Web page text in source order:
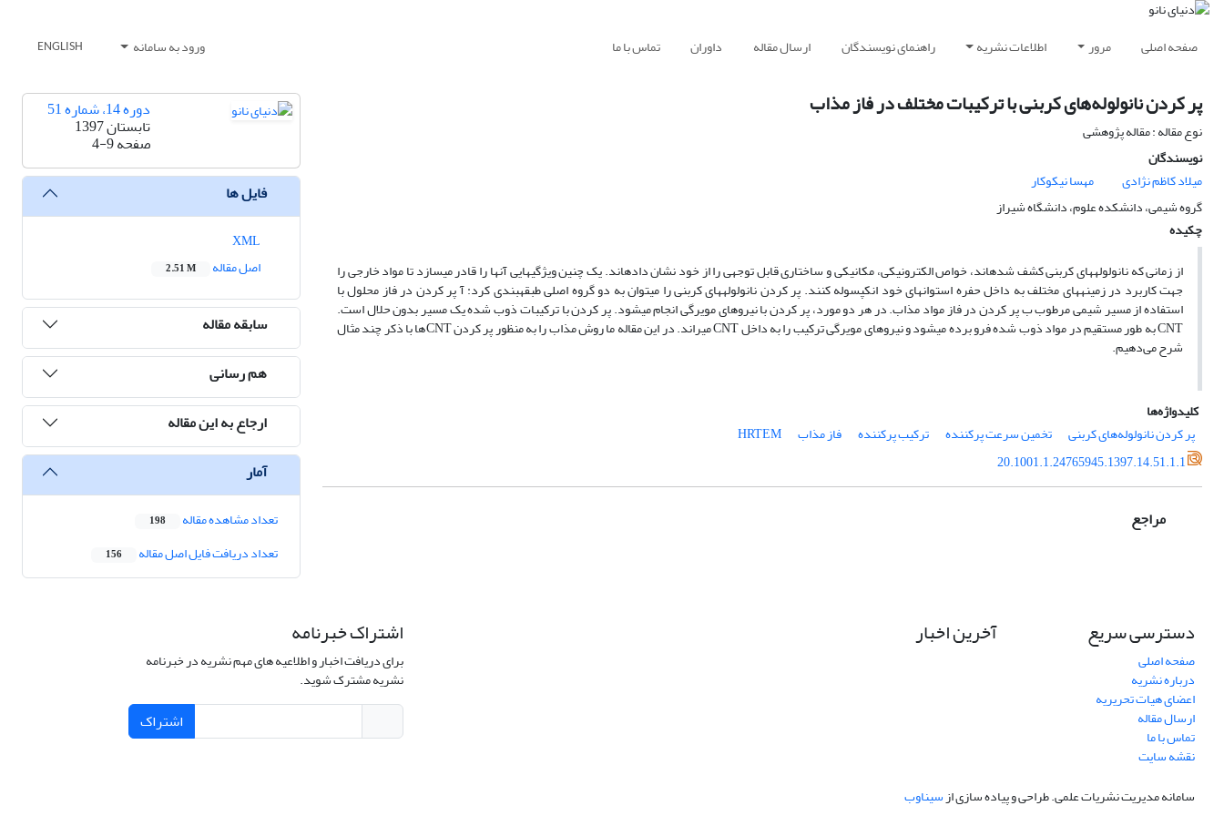
صفحه اصلی مرور اطلاعات نشریه راهنمای نویسندگان ارسال مقاله داوران تماس با ما ورود به سامانه ENGLISH
پر کردن نانولوله‎‌های کربنی با ترکیبات مختلف در فاز مذاب
نوع مقاله : مقاله پژوهشی
نویسندگان
میلاد کاظم نژادی
مهسا نیکوکار
گروه شیمی، دانشکده علوم، دانشگاه شیراز
چکیده
از زمانی که نانولوله‎های کربنی کشف شده‎اند، خواص الکترونیکی، مکانیکی و ساختاری قابل توجهی را از خود نشان داده‎اند. یک چنین ویژگی‎هایی آن‎ها را قادر می‎سازد تا مواد خارجی را
جهت کاربرد در زمینه‎های مختلف به داخل حفره استوانه‎ای خود انکپسوله کنند. پر کردن نانولوله‎های کربنی را می‎توان به دو گروه اصلی طبقه‎بندی کرد: آ پر کردن در فاز محلول با
استفاده از مسیر شیمی مرطوب ب پر کردن در فاز مواد مذاب. در هر دو مورد، پر کردن با نیروهای مویرگی انجام می‎شود. پر کردن با ترکیبات ذوب شده یک مسیر بدون حلال است.
CNT به طور مستقیم در مواد ذوب شده فرو برده می‎شود و نیروهای مویرگی ترکیب را به داخل CNT‌ می‎راند. در این مقاله ما روش مذاب را به منظور پر کردن CNTها با ذکر چند مثال
شرح می‌دهیم.
کلیدواژه‌ها
پر کردن نانولوله‌های کربنی
تخمین سرعت پرکننده ترکیب پرکننده فاز مذاب
HRTEM
20.1001.1.24765945.1397.14.51.1.1
مراجع
دوره 14، شماره 51
تابستان 1397
صفحه4-9
فایل ها
اصل مقاله
2.51 M
سابقه مقاله
هم رسانی
ارجاع به این مقاله
آمار
تعداد مشاهده مقاله 198
تعداد دریافت فایل اصل مقاله 156
دسترسی سریع
صفحه اصلی
درباره نشریه
اعضای هیات تحریریه
ارسال مقاله
تماس با ما
نقشه سایت
آخرین اخبار اشتراک خبرنامه
برای دریافت اخبار و اطلاعیه های مهم نشریه در خبرنامه
نشریه مشترک شوید.
اشتراک
سامانه مدیریت نشریات علمی.طراحی و پیاده سازی ازسیناوب